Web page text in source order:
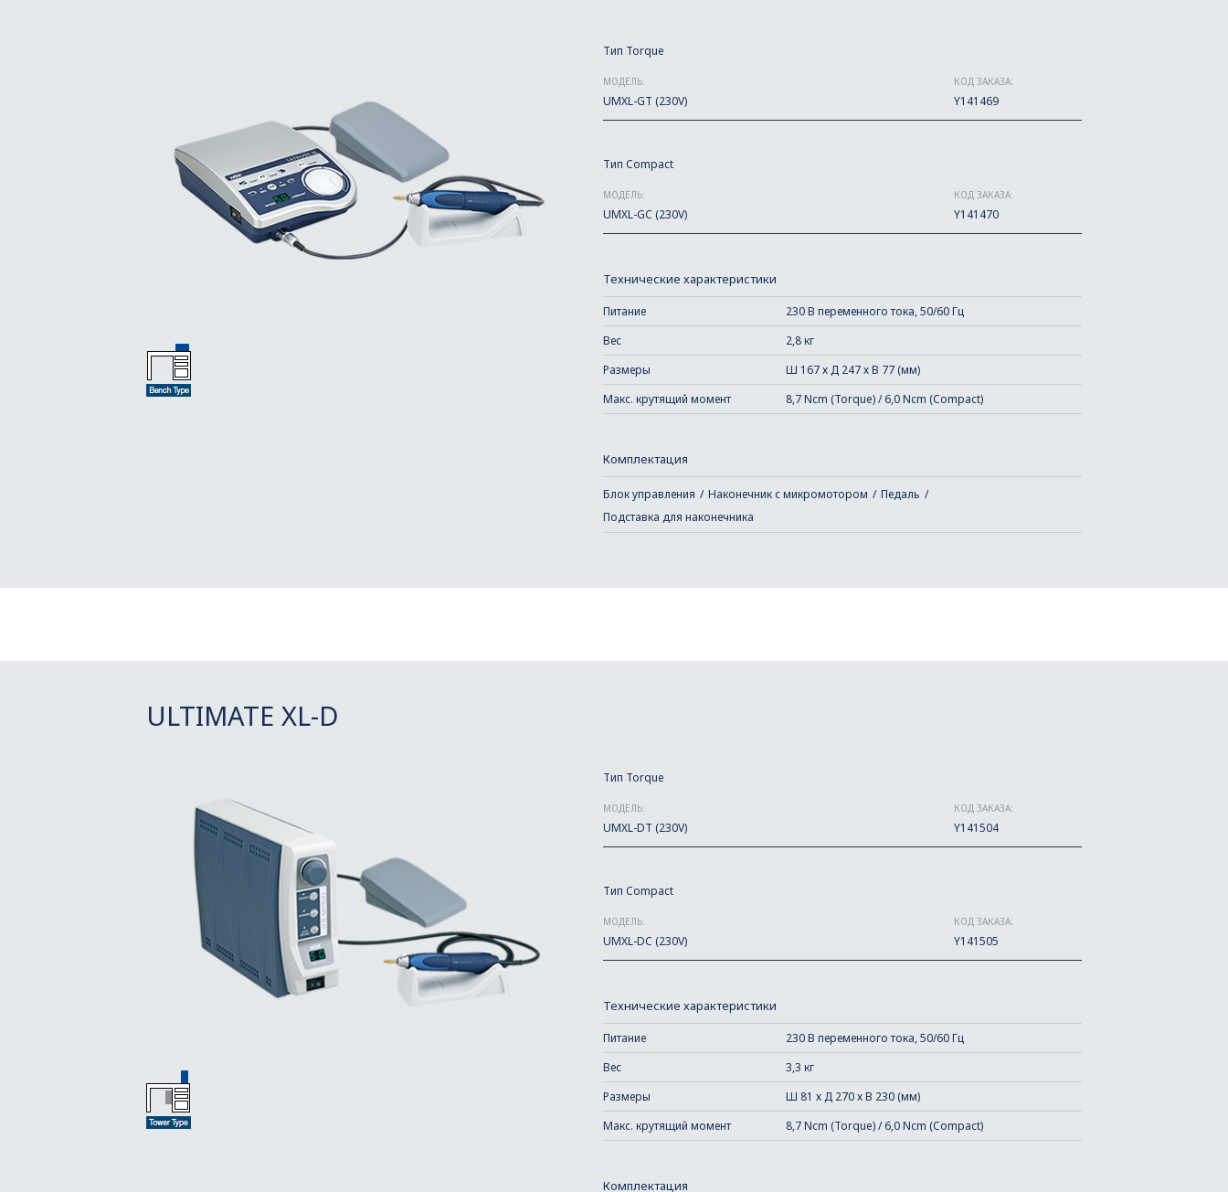
Tип Torque
МОДЕЛЬ:
UMXL-GT (230V)
КОД ЗАКАЗА:
Y141469
Tип Compact
МОДЕЛЬ:
UMXL-GC (230V)
КОД ЗАКАЗА:
Y141470
Технические характеристики
Питание
230 В переменного тока, 50/60 Гц
Вес
2,8 кг
Размеры
Ш 167 х Д 247 х В 77 (мм)
Макс. крутящий момент
8,7 Ncm (Torque) / 6,0 Ncm (Compact)
Комплектация
Блок управления Наконечник с микромотором
Педаль
Подставка для наконечника
ULTIMATE XL-D
Tип Torque
МОДЕЛЬ:
UMXL-DT (230V)
КОД ЗАКАЗА:
Y141504
Tип Compact
МОДЕЛЬ:
UMXL-DC (230V)
КОД ЗАКАЗА:
Y141505
Технические характеристики
Питание
230 В переменного тока, 50/60 Гц
Вес
3,3 кг
Размеры
Ш 81 х Д 270 х В 230 (мм)
Макс. крутящий момент
8,7 Ncm (Torque) / 6,0 Ncm (Compact)
Комплектация